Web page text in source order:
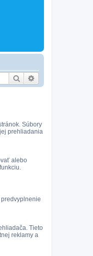
Hľadať
Súbory
prehliadania
alebo
Tieto
reklamy a